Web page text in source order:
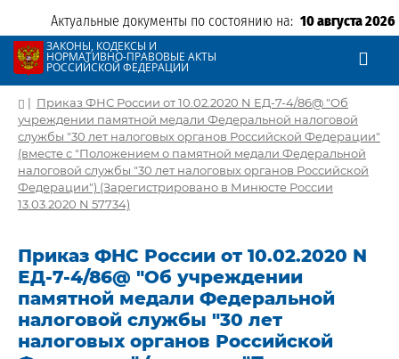
Актуальные документы по состоянию на: 10 августа 2026
ЗАКОНЫ, КОДЕКСЫ И
НОРМАТИВНО-ПРАВОВЫЕ АКТЫ
РОССИЙСКОЙ ФЕДЕРАЦИИ
| Приказ ФНС России от 10.02.2020 N ЕД-7-4/86@ "Об
учреждении памятной медали Федеральной налоговой
службы "30 лет налоговых органов Российской Федерации"
(вместе с "Положением о памятной медали Федеральной
налоговой службы "30 лет налоговых органов Российской
Федерации") (Зарегистрировано в Минюсте России
13.03.2020 N 57734)
Приказ ФНС России от 10.02.2020 N
ЕД-7-4/86@ "Об учреждении
памятной медали Федеральной
налоговой службы "30 лет
налоговых органов Российской